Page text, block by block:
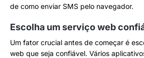
de como enviar SMS pelo navegador.
Escolha um serviço web
Um fator crucial antes de começar é
web que seja confiável. Vários